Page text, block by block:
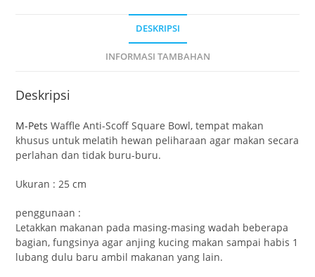
DESKRIPSI
INFORMASI TAMBAHAN
Deskripsi
M-Pets Waffle Anti-Scoff Square Bowl, tempat makan
khusus untuk melatih hewan peliharaan agar makan secara
perlahan dan tidak buru-buru.
Ukuran : 25 cm
penggunaan :
Letakkan makanan pada masing-masing wadah beberapa
bagian, fungsinya agar anjing kucing makan sampai habis 1
lubang dulu baru ambil makanan yang lain.